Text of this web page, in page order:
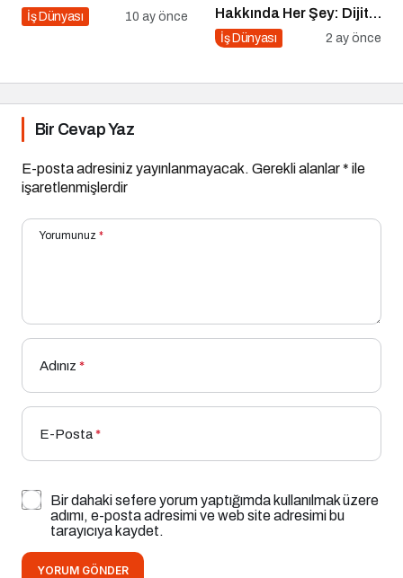
İş Dünyası 10 ay önce
Hakkında Her Şey: Dijital
Markalaşma Sohbetleri
İş Dünyası 2 ay önce
Bir Cevap Yaz
E-posta adresiniz yayınlanmayacak. Gerekli alanlar* ile
işaretlenmişlerdir
Yorumunuz *
Adınız *
E-Posta*
Bir dahaki sefere yorum yaptığımda kullanılmak üzere
adımı, e-posta adresimi ve web site adresimi bu
tarayıcıya kaydet.
YORUM GÖNDER